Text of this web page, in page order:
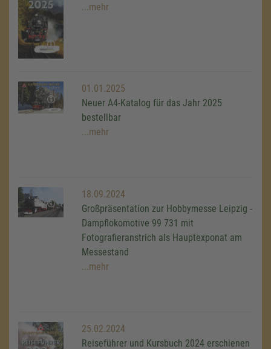
...mehr
01.01.2025
Neuer A4-Katalog für das Jahr 2025
bestellbar
...mehr
18.09.2024
Großpräsentation zur Hobbymesse Leipzig -
Dampflokomotive 99 731 mit
Fotografieranstrich als Hauptexponat am
Messestand
...mehr
25.02.2024
Reiseführer und Kursbuch 2024 erschienen